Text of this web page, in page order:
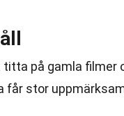
på gamla filmer
får stor